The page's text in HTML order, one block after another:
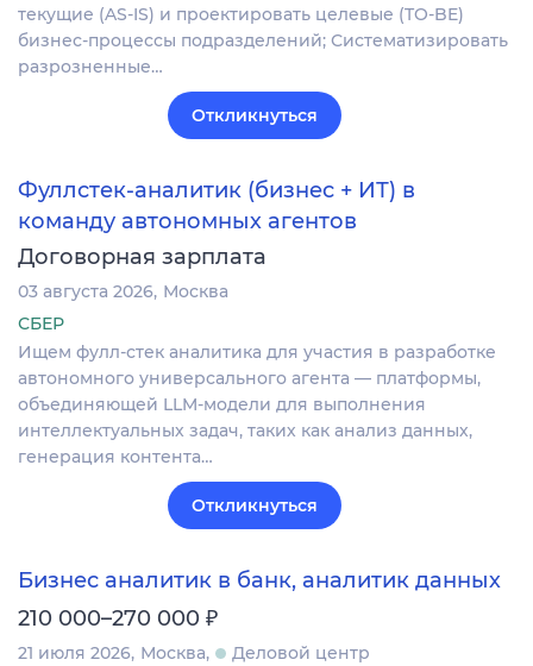
текущие (AS-IS) и проектировать целевые (TO-BE)
бизнес-процессы подразделений; Систематизировать
разрозненные…
Откликнуться
Фуллстек-аналитик (бизнес + ИТ) в
команду автономных агентов
Договорная зарплата
03 августа 2026 Москва
СБЕР
Ищем фулл-стек аналитика для участия в разработке
автономного универсального агента — платформы,
объединяющей LLM-модели для выполнения
интеллектуальных задач, таких как анализ данных,
генерация контента…
Откликнуться
Бизнес аналитик в банк, аналитик данных
210 000–270 000 ₽
21 июля 2026 Москва
Деловой центр